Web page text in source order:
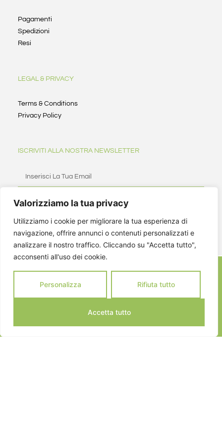
Valorizziamo la tua privacy
Utilizziamo i cookie per migliorare la tua esperienza di
navigazione, offrire annunci o contenuti personalizzati e
analizzare il nostro traffico. Cliccando su "Accetta tutto",
acconsenti all'uso dei cookie.
Personalizza Rifiuta tutto
Accetta tutto
Pagamenti
Spedizioni
Resi
LEGAL & PRIVACY
Terms & Conditions
Privacy Policy
ISCRIVITI ALLA NOSTRA NEWSLETTER